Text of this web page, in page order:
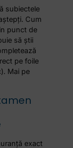
subiectele
Cum
punct de
să știi
pe foile
Mai pe
exact